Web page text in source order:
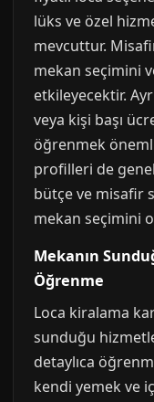
lüks ve özel
mevcuttur.
mekan seçimini
etkileyecektir.
veya kişi başı
öğrenmek
profilleri de
bütçe ve misafir
mekan seçimini
Mekanın
Öğrenme
Loca kiralama
sunduğu
detaylıca
kendi yemek ve